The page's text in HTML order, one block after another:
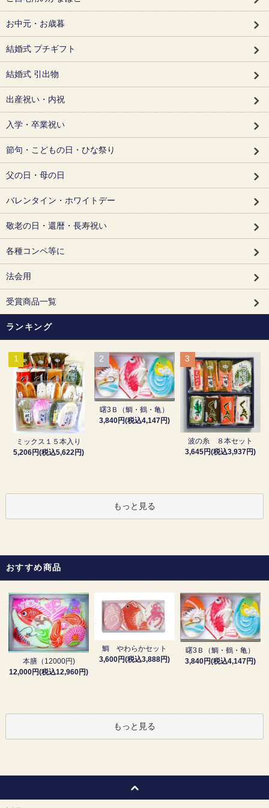
お中元・お歳暮
結婚式 プチギフト
結婚式 引出物
出産祝い・内祝
入学・卒業祝い
節句・こどもの日・ひな祭り
父の日・母の日
バレンタイン・ホワイトデー
敬老の日・還暦・長寿祝い
各種コンペ等に
法会用
受賞商品一覧
ランキング
1
ミックス１５本入り
5,206円(税込5,622円)
2
曙3Ｂ（鯛・鶴・亀）
3,840円(税込4,147円)
3
波の糸 ８本セット
3,645円(税込3,937円)
もっと見る
おすすめ商品
本膳（12000円)
12,000円(税込12,960円)
鯛 やわらかセット
3,600円(税込3,888円)
曙3Ｂ（鯛・鶴・亀）
3,840円(税込4,147円)
もっと見る